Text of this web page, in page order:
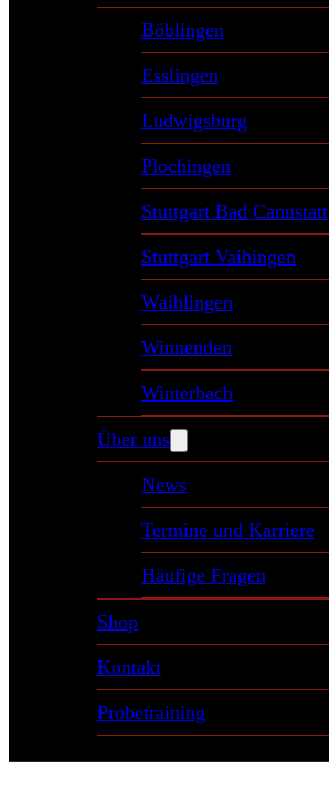
Böblingen
Esslingen
Ludwigsburg
Plochingen
Stuttgart Bad Cannstatt
Stuttgart Vaihingen
Waiblingen
Winnenden
Winterbach
Über uns
News
Termine und Karriere
Häufige Fragen
Shop
Kontakt
Probetraining